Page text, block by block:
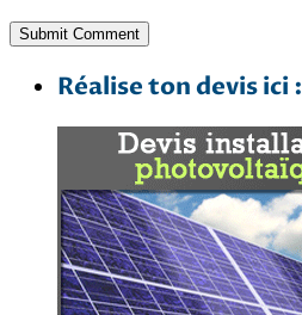
Réalise ton devis ici :